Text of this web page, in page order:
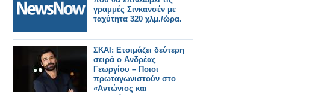
γραμμές Σινκανσέν με
ταχύτητα 320 χλμ./ώρα.
ΣΚΑΪ: Ετοιμάζει δεύτερη
σειρά ο Ανδρέας
Γεωργίου – Ποιοι
πρωταγωνιστούν στο
«Αντώνιος και
Κλεοπάτρα»